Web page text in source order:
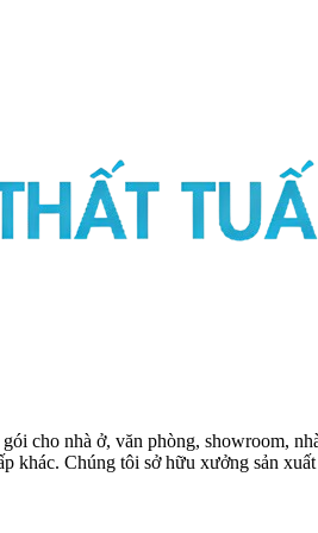
cho nhà ở, văn phòng, showroom,
khác. Chúng tôi sở hữu xưởng sản